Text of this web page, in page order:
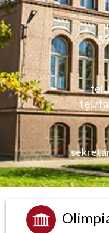
tel.
tel./